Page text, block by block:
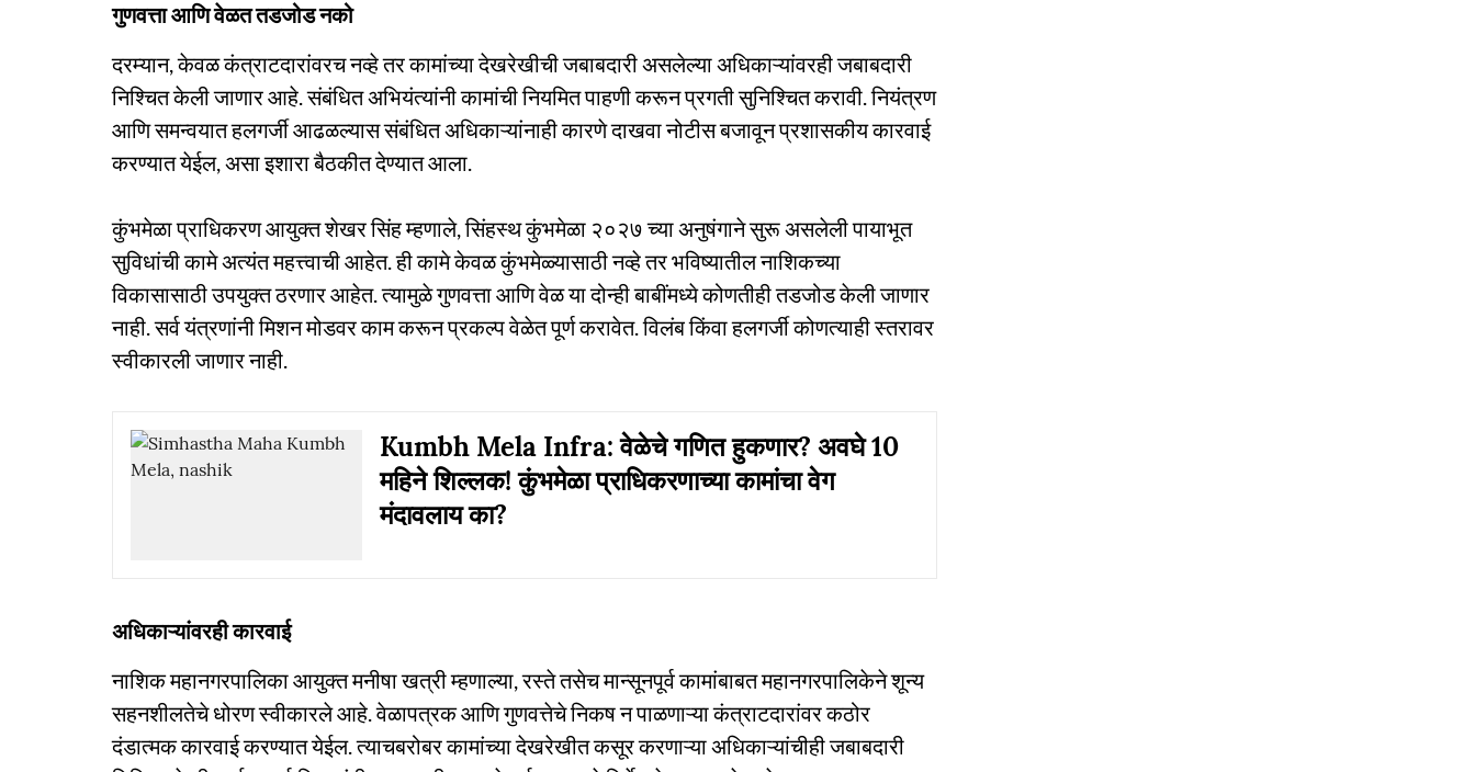
गुणवत्ता आणि वेळत तडजोड नको
दरम्यान, केवळ कंत्राटदारांवरच नव्हे तर कामांच्या देखरेखीची जबाबदारी असलेल्या अधिकाऱ्यांवरही जबाबदारी
निश्चित केली जाणार आहे. संबंधित अभियंत्यांनी कामांची नियमित पाहणी करून प्रगती सुनिश्चित करावी. नियंत्रण
आणि समन्वयात हलगर्जी आढळल्यास संबंधित अधिकाऱ्यांनाही कारणे दाखवा नोटीस बजावून प्रशासकीय कारवाई
करण्यात येईल, असा इशारा बैठकीत देण्यात आला.
कुंभमेळा प्राधिकरण आयुक्त शेखर सिंह म्हणाले, सिंहस्थ कुंभमेळा २०२७ च्या अनुषंगाने सुरू असलेली पायाभूत
सुविधांची कामे अत्यंत महत्त्वाची आहेत. ही कामे केवळ कुंभमेळ्यासाठी नव्हे तर भविष्यातील नाशिकच्या
विकासासाठी उपयुक्त ठरणार आहेत. त्यामुळे गुणवत्ता आणि वेळ या दोन्ही बाबींमध्ये कोणतीही तडजोड केली जाणार
नाही. सर्व यंत्रणांनी मिशन मोडवर काम करून प्रकल्प वेळेत पूर्ण करावेत. विलंब किंवा हलगर्जी कोणत्याही स्तरावर
स्वीकारली जाणार नाही.
Kumbh Mela Infra: वेळेचे गणित हुकणार? अवघे 10
महिने शिल्लक! कुंभमेळा प्राधिकरणाच्या कामांचा वेग
मंदावलाय का?
अधिकाऱ्यांवरही कारवाई
नाशिक महानगरपालिका आयुक्त मनीषा खत्री म्हणाल्या, रस्ते तसेच मान्सूनपूर्व कामांबाबत महानगरपालिकेने शून्य
सहनशीलतेचे धोरण स्वीकारले आहे. वेळापत्रक आणि गुणवत्तेचे निकष न पाळणाऱ्या कंत्राटदारांवर कठोर
दंडात्मक कारवाई करण्यात येईल. त्याचबरोबर कामांच्या देखरेखीत कसूर करणाऱ्या अधिकाऱ्यांचीही जबाबदारी